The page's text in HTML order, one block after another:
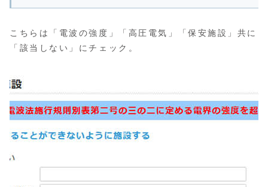
こちらは「電波の強度」「高圧電気」「保安施設」共に
「該当しない」にチェック。